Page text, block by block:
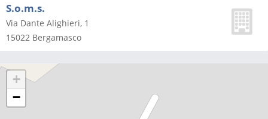
S.o.m.s.
Via Dante Alighieri, 1
15022 Bergamasco
+
−